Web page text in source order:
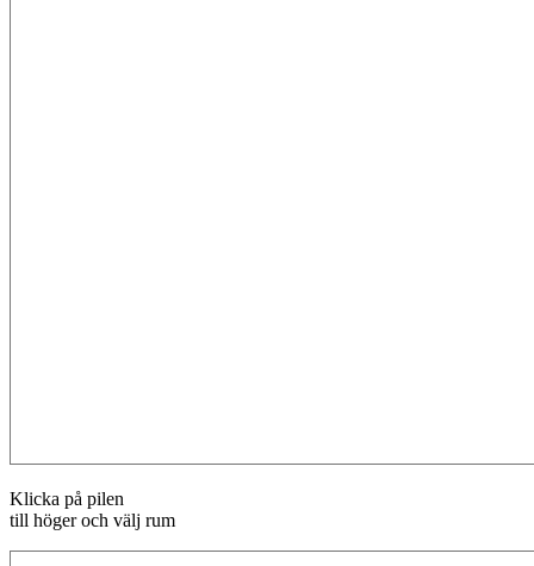
Klicka på pilen
till höger och välj rum